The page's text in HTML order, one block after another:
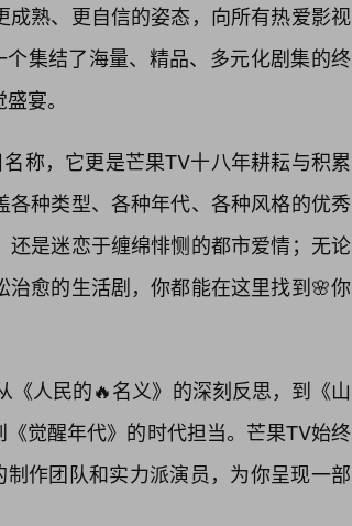
熟、更自信的姿态，向所有热爱影视
集结了海量、精品、多元化剧集的终
宴。
称，它更是芒果TV十八年耕耘与积累
种类型、各种年代、各种风格的优秀
是迷恋于缠绵悱恻的都市爱情；无论
愈的生活剧，你都能在这里找到🌸你
人民的🔥名义》的深刻反思，到《山
觉醒年代》的时代担当。芒果TV始终
作团队和实力派演员，为你呈现一部